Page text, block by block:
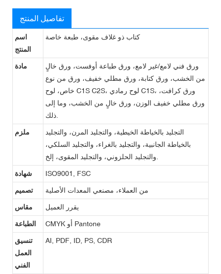
تفاصيل المنتج
اسم
المنتج
كتاب ذو غلاف مقوى، طبعة خاصة
مادة
ورق فني لامع/غير لامع، ورق طباعة أوفست، ورق خالٍ
من الخشب، ورق كتابة، ورق مطلي خفيف، ورق من نوع
خاص، لوح C1S C2S، لوح رمادي C1S، ورق كرافت،
ورق مطلي خفيف الوزن، ورق خالٍ من الخشب، وما إلى
ملزم
التجليد بالخياطة الخيطية، والتجليد المرن، والتجليد
بالخياطة الجانبية، والتجليد بالغراء، والتجليد السلكي،
شهادة ISO9001, FSC
تصميم من العملاء، مصنعي المعدات الأصلية
مقاس يقرر العميل
الطباعة CMYK أو Pantone
تنسيق
العمل
الفني
AI, PDF, ID, PS, CDR